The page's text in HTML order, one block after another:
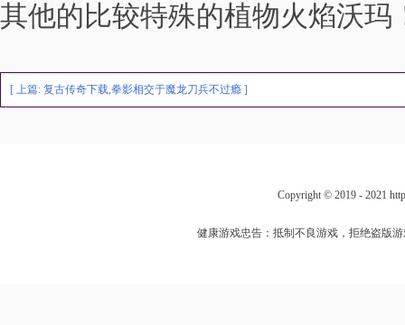
其他的比较特殊的植物火焰沃玛
[ 上篇: 复古传奇下载,拳影相交于魔龙刀兵不过瘾 ]
Copyright © 2019 - 2021
健康游戏忠告：抵制不良游戏，拒绝盗版